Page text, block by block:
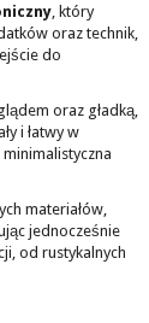
, który
oraz technik,
do
oraz gładką,
i łatwy w
materiałów,
jednocześnie
od rustykalnych